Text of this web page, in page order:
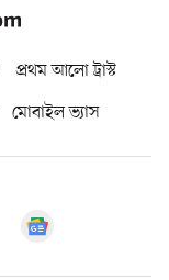
প্রথম আলো ট্রাস্ট
মোবাইল ভ্যাস